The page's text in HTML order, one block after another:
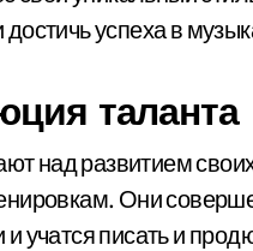
успеха в
таланта
над развитием
Они
учатся писать и